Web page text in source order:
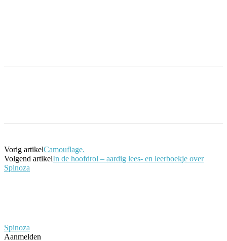
Vorig artikelCamouflage.
Volgend artikelIn de hoofdrol – aardig lees- en leerboekje over
Spinoza
Spinoza
Aanmelden